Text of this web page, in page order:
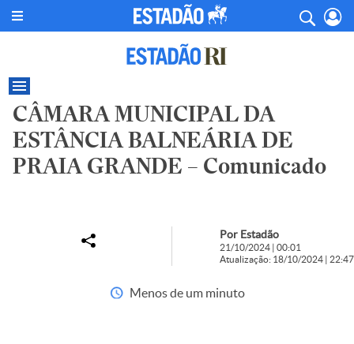
CÂMARA MUNICIPAL DA
ESTÂNCIA BALNEÁRIA DE
PRAIA GRANDE – Comunicado
Por Estadão
21/10/2024 | 00:01
Atualização: 18/10/2024 | 22:47
Menos de um minuto